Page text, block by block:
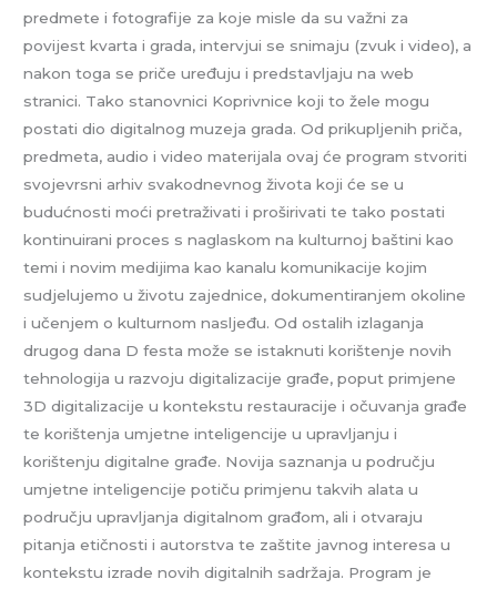
predmete i fotografije za koje misle da su važni za
povijest kvarta i grada, intervjui se snimaju (zvuk i video), a
nakon toga se priče uređuju i predstavljaju na web
stranici. Tako stanovnici Koprivnice koji to žele mogu
postati dio digitalnog muzeja grada. Od prikupljenih priča,
predmeta, audio i video materijala ovaj će program stvoriti
svojevrsni arhiv svakodnevnog života koji će se u
budućnosti moći pretraživati i proširivati te tako postati
kontinuirani proces s naglaskom na kulturnoj baštini kao
temi i novim medijima kao kanalu komunikacije kojim
sudjelujemo u životu zajednice, dokumentiranjem okoline
i učenjem o kulturnom nasljeđu. Od ostalih izlaganja
drugog dana D festa može se istaknuti korištenje novih
tehnologija u razvoju digitalizacije građe, poput primjene
3D digitalizacije u kontekstu restauracije i očuvanja građe
te korištenja umjetne inteligencije u upravljanju i
korištenju digitalne građe. Novija saznanja u području
umjetne inteligencije potiču primjenu takvih alata u
području upravljanja digitalnom građom, ali i otvaraju
pitanja etičnosti i autorstva te zaštite javnog interesa u
kontekstu izrade novih digitalnih sadržaja. Program je